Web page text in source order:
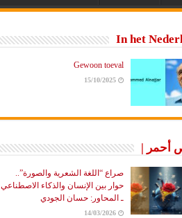
In het
Gewoon toeval
15/10/2025
أحمر |
صراع “اللغة الشعرية والصورة”..
حوار بين الإنسان والذكاء الاصطناعي
ـ المحاور: حسان الجودي
14/03/2026